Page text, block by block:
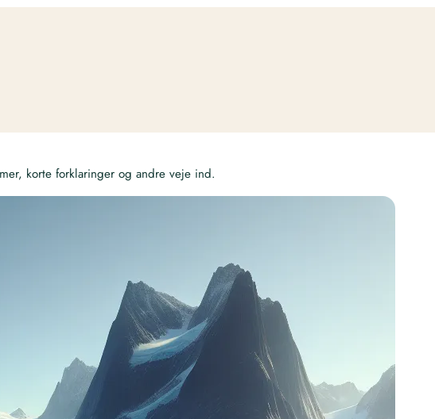
korte forklaringer og andre veje ind.